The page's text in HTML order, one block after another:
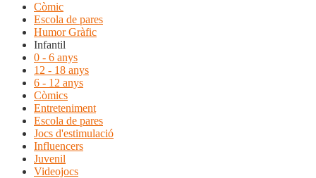
Còmic
Escola de pares
Humor Gràfic
Infantil
0 - 6 anys
12 - 18 anys
6 - 12 anys
Còmics
Entreteniment
Escola de pares
Jocs d'estimulació
Influencers
Juvenil
Videojocs